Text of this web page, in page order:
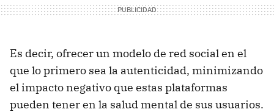
Es decir, ofrecer un modelo de red social en el
que lo primero sea la autenticidad, minimizando
el impacto negativo que estas plataformas
pueden tener en la salud mental de sus usuarios.